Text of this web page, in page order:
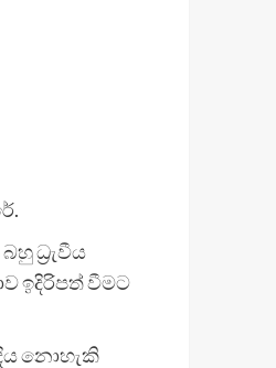
ධ්‍රැවීය
ඉදිරිපත් වීමට
නොහැකි